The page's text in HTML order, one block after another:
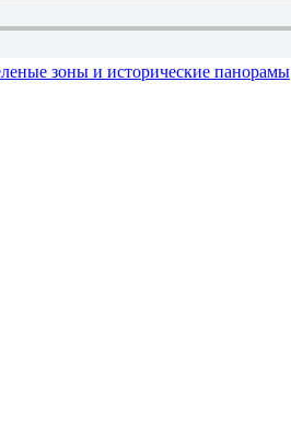
зоны и исторические панорамы